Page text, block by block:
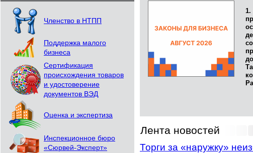
Членство в НТПП
Поддержка малого
бизнеса
Сертификация
происхождения товаров
и удостоверение
документов ВЭД
Оценка и экспертиза
Инспекционное бюро
«Сюрвей-Эксперт»
Лента новостей
Торги за «наружку»